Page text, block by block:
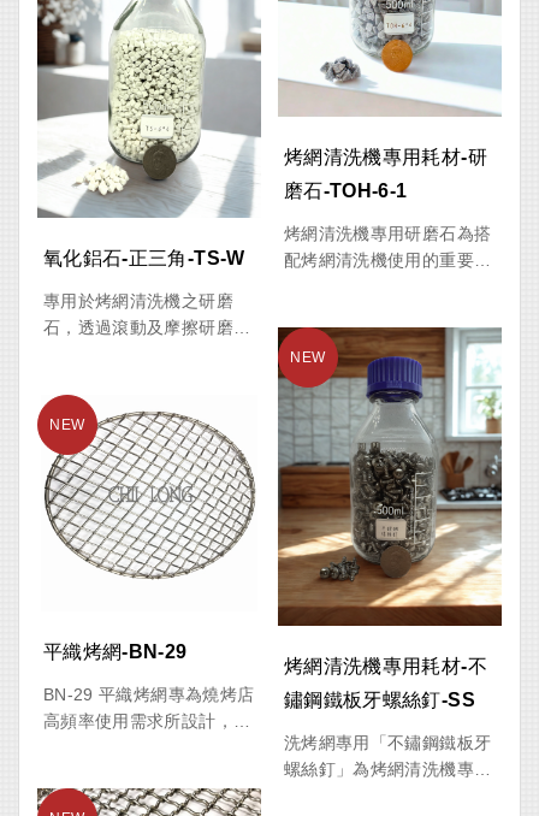
本機桶身可自由迴轉，並具
備正反轉寸動功能，可精準
調整至適當出料位置，下料
快速方便，大幅提升作業效
率。除清洗烤肉網外，亦可
作為泡菜攪拌、食品混合作
用價值。
洗方式快速去除，讓烤網恢
復潔淨，大幅提升營運效率
與食品衛生品質。
烤網清洗機專用耗材-研
磨石-TOH-6-1
烤網清洗機專用研磨石為搭
配烤網清洗機使用的重要耗
及頑固污漬進行高效率清
潔。透過清洗機滾動或翻轉
運作，使研磨石與烤網產生
適當摩擦作用，有效恢復烤
網潔淨度，大幅降低人工刷
洗時間與人力成本。
適用於燒烤店、韓式烤肉
店、日式燒肉店、串燒店、
餐廳及中央廚房等大量使用
烤網之場所。
氧化鋁石-正三角-TS-W
專用於烤網清洗機之研磨
石，透過滾動及摩擦研磨原
復烤網潔淨狀態。搭配烤網
清洗機使用，可大幅降低人
工刷洗時間，提高作業效
率，是燒烤店、餐廳及食品
加工業不可或缺的清洗耗
材。
逐漸磨耗，建議定期檢查並
洗效果。
烤網清洗機專用耗材-不
鏽鋼鐵板牙螺絲釘-SS
洗烤網專用「不鏽鋼鐵板牙
螺絲釘」為烤網清洗機專用
平織烤網-BN-29
BN-29 平織烤網專為燒烤店
高頻率使用需求所設計，採
形、不易生鏽等優點。相較